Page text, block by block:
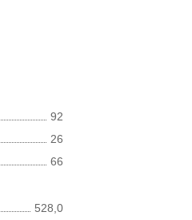
92
26
66
528,0